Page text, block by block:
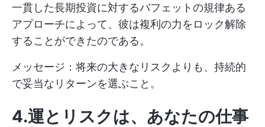
一貫した長期投資に対するバフェットの規律ある
アプローチによって、彼は複利の力をロック解除
することができたのである。
メッセージ：将来の大きなリスクよりも、持続的
で妥当なリターンを選ぶこと。
4.運とリスクは、あなたの仕事